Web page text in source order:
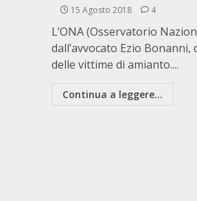
15 Agosto 2018 4
L’ONA (Osservatorio
dall’avvocato Ezio
delle vittime di amianto....
Continua a leggere...